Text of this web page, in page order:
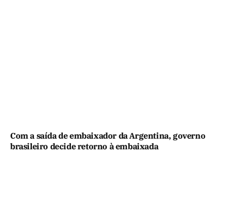
Com a saída de embaixador da Argentina, governo
brasileiro decide retorno à embaixada